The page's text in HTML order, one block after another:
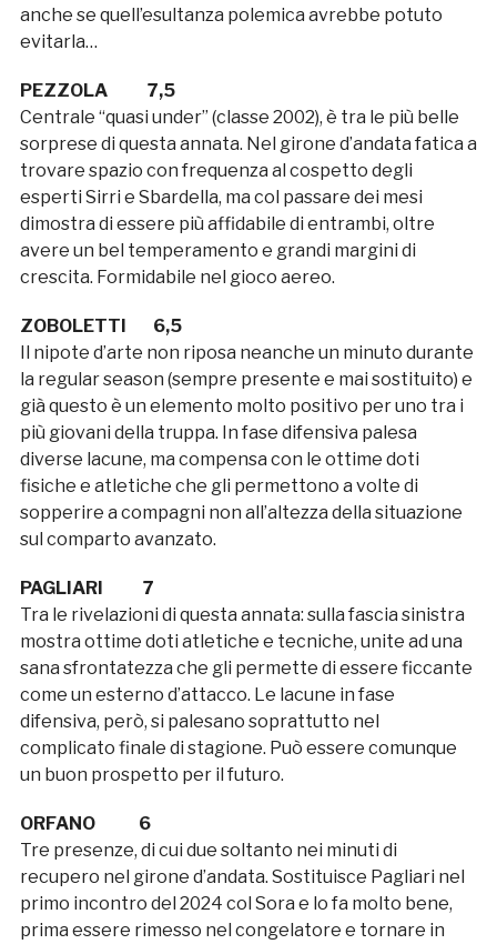
anche se quell’esultanza polemica avrebbe potuto
evitarla…
PEZZOLA 7,5
Centrale “quasi under” (classe 2002), è tra le più belle
sorprese di questa annata. Nel girone d’andata fatica a
trovare spazio con frequenza al cospetto degli
esperti Sirri e Sbardella, ma col passare dei mesi
dimostra di essere più affidabile di entrambi, oltre
avere un bel temperamento e grandi margini di
crescita. Formidabile nel gioco aereo.
ZOBOLETTI 6,5
Il nipote d’arte non riposa neanche un minuto durante
la regular season (sempre presente e mai sostituito) e
già questo è un elemento molto positivo per uno tra i
più giovani della truppa. In fase difensiva palesa
diverse lacune, ma compensa con le ottime doti
fisiche e atletiche che gli permettono a volte di
sopperire a compagni non all’altezza della situazione
sul comparto avanzato.
PAGLIARI 7
Tra le rivelazioni di questa annata: sulla fascia sinistra
mostra ottime doti atletiche e tecniche, unite ad una
sana sfrontatezza che gli permette di essere ficcante
come un esterno d’attacco. Le lacune in fase
difensiva, però, si palesano soprattutto nel
complicato finale di stagione. Può essere comunque
un buon prospetto per il futuro.
ORFANO 6
Tre presenze, di cui due soltanto nei minuti di
recupero nel girone d’andata. Sostituisce Pagliari nel
primo incontro del 2024 col Sora e lo fa molto bene,
prima essere rimesso nel congelatore e tornare in